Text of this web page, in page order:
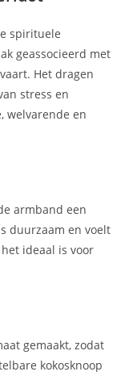
spirituele
geassocieerd met
Het dragen
stress en
welvarende en
armband een
duurzaam en voelt
ideaal is voor
gemaakt, zodat
kokosknoop